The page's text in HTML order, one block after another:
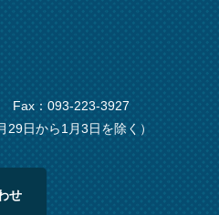
Fax：093-223-3927
日から1月3日を除く）
せ